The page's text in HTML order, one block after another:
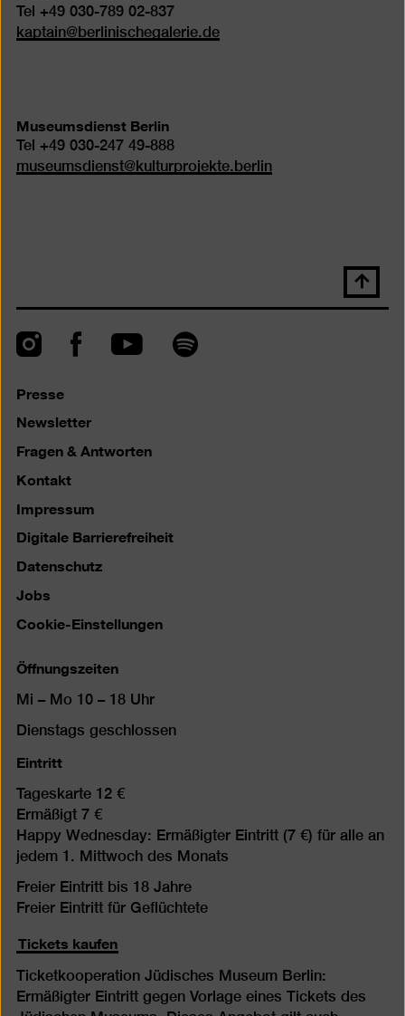
Tel +49 030-789 02-837
kaptain@berlinischegalerie.de
Museumsdienst Berlin
Tel +49 030-247 49-888
museumsdienst@kulturprojekte.berlin
Nach
oben
InstagramFacebookYouTube Spotify
Presse
Newsletter
Fragen & Antworten
Kontakt
Impressum
Digitale Barrierefreiheit
Datenschutz
Jobs
Cookie-Einstellungen
Öffnungszeiten
Mi – Mo 10 – 18 Uhr
Dienstags geschlossen
Eintritt
Tageskarte 12 €
Ermäßigt 7 €
Happy Wednesday: Ermäßigter Eintritt (7 €) für alle an
jedem 1. Mittwoch des Monats
Freier Eintritt bis 18 Jahre
Freier Eintritt für Geflüchtete
Tickets kaufen
Ticketkooperation Jüdisches Museum Berlin:
Ermäßigter Eintritt gegen Vorlage eines Tickets des